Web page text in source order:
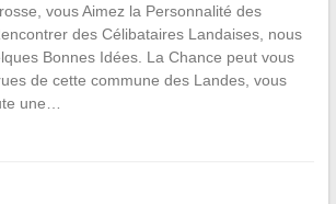
vous Aimez la Personnalité des
des Célibataires Landaises, nous
Bonnes Idées. La Chance peut vous
de cette commune des Landes, vous
une…